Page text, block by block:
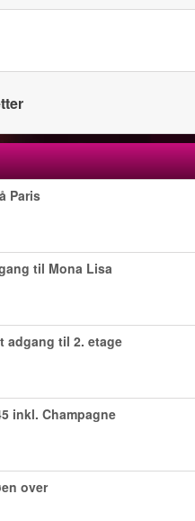
Paris
til Mona Lisa
adgang til 2. etage
inkl. Champagne
over